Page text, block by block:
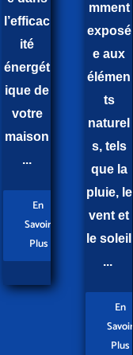
l’efficac
ité
énergét
ique de
votre
maison
...
En
Savoir
Plus
mment
exposé
e aux
élémen
ts
naturel
s, tels
que la
pluie, le
vent et
le soleil
...
En
Savoir
Plus